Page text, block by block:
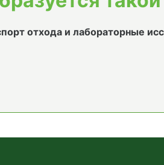
отхода и лабораторные